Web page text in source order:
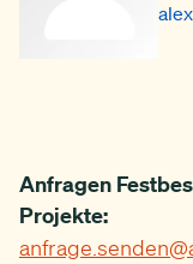
Anfragen
Projekte: